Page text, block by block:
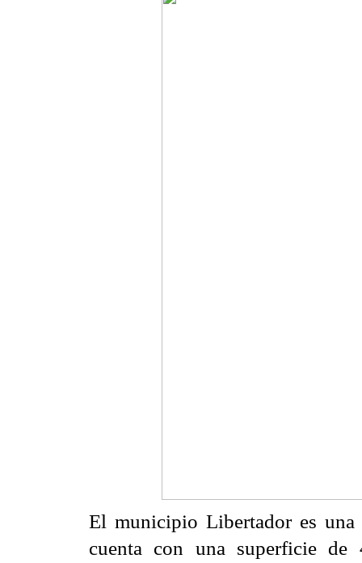
El municipio Libertador es una
cuenta con una superficie de